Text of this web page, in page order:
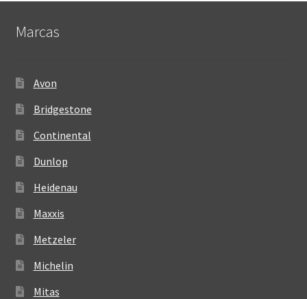
Marcas
Avon
Bridgestone
Continental
Dunlop
Heidenau
Maxxis
Metzeler
Michelin
Mitas